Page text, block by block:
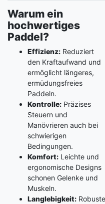
Warum ein
hochwertiges
Paddel?
Effizienz: Reduziert
den Kraftaufwand und
ermöglicht längeres,
ermüdungsfreies
Paddeln.
Kontrolle: Präzises
Steuern und
Manövrieren auch bei
schwierigen
Bedingungen.
Komfort: Leichte und
ergonomische Designs
schonen Gelenke und
Muskeln.
Langlebigkeit: Robuste